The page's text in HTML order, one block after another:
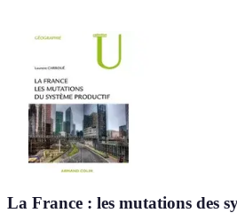
La France : les mutations des